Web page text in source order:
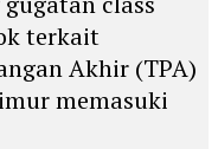
terkait
Akhir (TPA)
memasuki